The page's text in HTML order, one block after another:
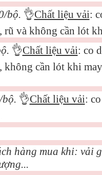
bộ. 👌Chất liệu vải:
rũ và không cần lót
👌Chất liệu vải: co
không cần lót khi
👌Chất liệu vải:
hàng mua khi: vải